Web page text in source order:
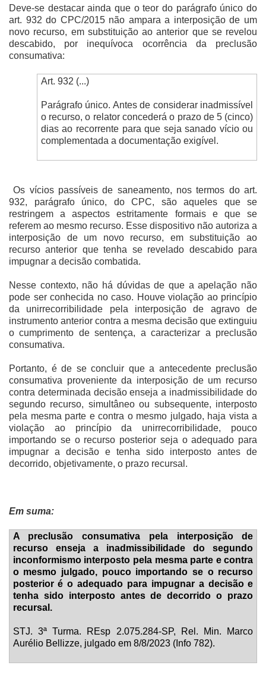
Deve-se destacar ainda que o teor do parágrafo único do
art. 932 do CPC/2015 não ampara a interposição de um
novo recurso, em substituição ao anterior que se revelou
descabido, por inequívoca ocorrência da preclusão
consumativa:
Art. 932 (...)
Parágrafo único. Antes de considerar inadmissível
o recurso, o relator concederá o prazo de 5 (cinco)
dias ao recorrente para que seja sanado vício ou
complementada a documentação exigível.
Os vícios passíveis de saneamento, nos termos do art.
932, parágrafo único, do CPC, são aqueles que se
restringem a aspectos estritamente formais e que se
referem ao mesmo recurso. Esse dispositivo não autoriza a
interposição de um novo recurso, em substituição ao
recurso anterior que tenha se revelado descabido para
impugnar a decisão combatida.
Nesse contexto, não há dúvidas de que a apelação não
pode ser conhecida no caso. Houve violação ao princípio
da unirrecorribilidade pela interposição de agravo de
instrumento anterior contra a mesma decisão que extinguiu
o cumprimento de sentença, a caracterizar a preclusão
consumativa.
Portanto, é de se concluir que a antecedente preclusão
consumativa proveniente da interposição de um recurso
contra determinada decisão enseja a inadmissibilidade do
segundo recurso, simultâneo ou subsequente, interposto
pela mesma parte e contra o mesmo julgado, haja vista a
violação ao princípio da unirrecorribilidade, pouco
importando se o recurso posterior seja o adequado para
impugnar a decisão e tenha sido interposto antes de
decorrido, objetivamente, o prazo recursal.
Em suma:
A preclusão consumativa pela interposição de
recurso enseja a inadmissibilidade do segundo
inconformismo interposto pela mesma parte e contra
o mesmo julgado, pouco importando se o recurso
posterior é o adequado para impugnar a decisão e
tenha sido interposto antes de decorrido o prazo
recursal.
STJ. 3ª Turma. REsp 2.075.284-SP, Rel. Min. Marco
Aurélio Bellizze, julgado em 8/8/2023 (Info 782).